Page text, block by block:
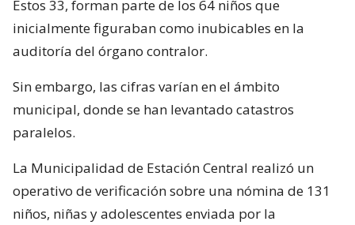
Estos 33, forman parte de los 64 niños que
inicialmente figuraban como inubicables en la
auditoría del órgano contralor.
Sin embargo, las cifras varían en el ámbito
municipal, donde se han levantado catastros
paralelos.
La Municipalidad de Estación Central realizó un
operativo de verificación sobre una nómina de 131
niños, niñas y adolescentes enviada por la